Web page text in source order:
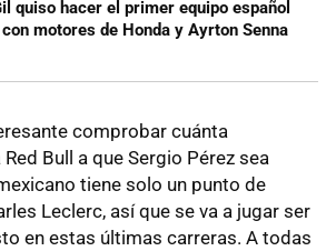
quiso hacer el primer equipo español
motores de Honda y Ayrton Senna
comprobar cuánta
Bull a que Sergio Pérez sea
tiene solo un punto de
Leclerc, así que se va a jugar ser
en estas últimas carreras. A todas